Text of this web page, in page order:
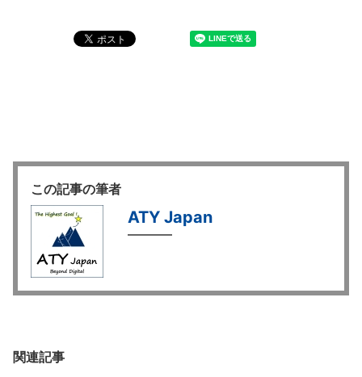
この記事の筆者
ATY Japan
関連記事